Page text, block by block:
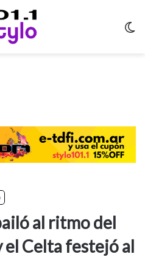
al ritmo del
el Celta festejó al